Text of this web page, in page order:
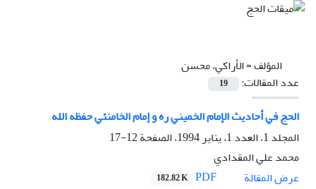
المؤلف =الأراکي، محسن
عدد المقالات:
19
الحج في أحاديث الإمام الخميني ره و إمام الخامنئي حفظه الله
المجلد 1، العدد 1، يناير 1994، الصفحة
12-17
محمد علي المقدادي
عرض المقالة
182.82 K